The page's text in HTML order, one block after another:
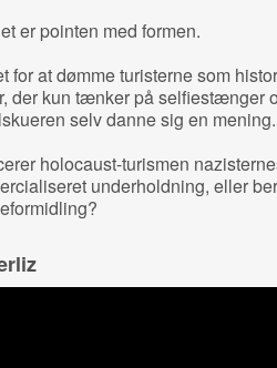
er pointen med formen.
for at dømme turisterne som
der kun tænker på selfiestænger
selv danne sig en mening.
holocaust-turismen
underholdning, eller